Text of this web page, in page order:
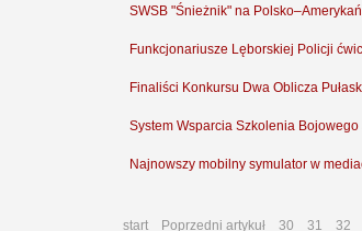
SWSB "Śnieżnik" na
Funkcjonariusze Lęborskiej Policji
Finaliści Konkursu Dwa Oblicza
System Wsparcia Szkolenia
Najnowszy mobilny symulator w
start Poprzedni artykuł 30 31 32